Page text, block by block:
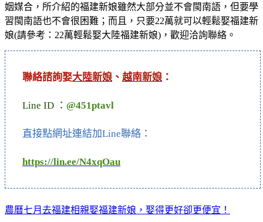
姻媒合，所介紹的福建新娘雖然大部分並不會閩南語，但要學
習閩南語也不會很困難；而且，只要22萬就可以輕鬆娶福建新
娘(請參考：22萬輕鬆娶大陸福建新娘)，歡迎洽詢聯絡。
聯絡諮詢娶大陸新娘 、 越南新娘 ：
Line ID ： @451ptavl
直接點網址連結加Line聯絡：
https://lin.ee/N4xqOau
農曆七月去福建相親娶福建新娘，娶得更好卻更便宜！